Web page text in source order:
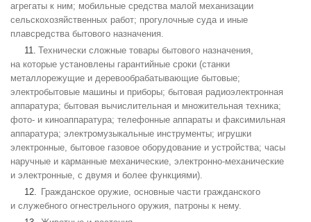
агрегаты к ним; мобильные средства малой механизации
сельскохозяйственных работ; прогулочные суда и иные
плавсредства бытового назначения.
Технически сложные товары бытового назначения,
на которые установлены гарантийные сроки (станки
металлорежущие и деревообрабатывающие бытовые;
электробытовые машины и приборы; бытовая радиоэлектронная
аппаратура; бытовая вычислительная и множительная техника;
фото- и киноаппаратура; телефонные аппараты и факсимильная
аппаратура; электромузыкальные инструменты; игрушки
электронные, бытовое газовое оборудование и устройства; часы
наручные и карманные механические, электронно-механические
и электронные, с двумя и более функциями).
Гражданское оружие, основные части гражданского
и служебного огнестрельного оружия, патроны к нему.